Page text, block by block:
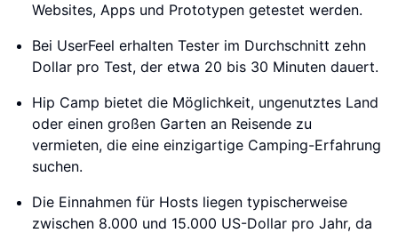
Websites, Apps und Prototypen getestet werden.
Bei UserFeel erhalten Tester im Durchschnitt zehn
Dollar pro Test, der etwa 20 bis 30 Minuten dauert.
Hip Camp bietet die Möglichkeit, ungenutztes Land
oder einen großen Garten an Reisende zu
vermieten, die eine einzigartige Camping-Erfahrung
suchen.
Die Einnahmen für Hosts liegen typischerweise
zwischen 8.000 und 15.000 US-Dollar pro Jahr, da